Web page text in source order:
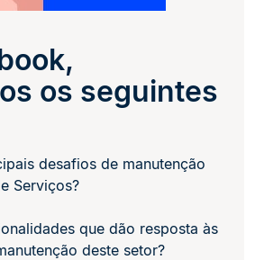
os seguintes
desafios de manutenção
Serviços?
que dão resposta às
deste setor?